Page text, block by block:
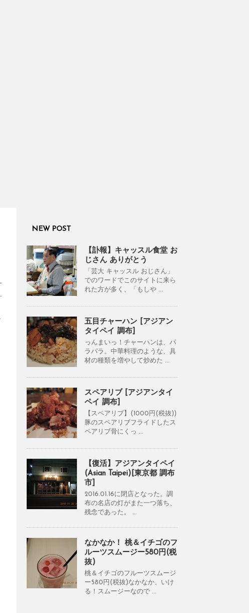
NEW POST
【訃報】キャッスル食堂 お
じさん ありがとう
「芸大 キャッスル おじさん」
でのワードでこのサイトに来ら
れた方が多く、「もしや ...
五目チャーハン [アジアン
タイペイ 調布]
っんまいっ！チャーハンは、パ
ラパラ。中華料理のような、具
材の種類を増やして炒めた ...
スペアリブ [アジアンタイ
ペイ 調布]
【スペアリブ】(1000円(税抜))
豚のスペアリブフライドしたス
ペアリブ骨にくっ ...
【復活】アジアンタイペイ
(Asian Taipei)[東京都 調布
市]
2016.01.16に閉店となった。調
布の名店の灯がまた一つ落ち、
残念であった。 ...
なかなか！ 桃＆イチゴのフ
ルーツスムージー580円(税
抜)
桃＆イチゴのフルーツスムージ
ー580円(税抜)なかなか、いけ
る！スムージーなので ...